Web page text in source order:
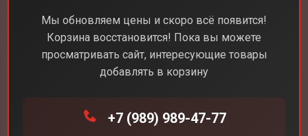
Смарт-часы Apple Watch Series 11 42 mm
Мы обновляем цены и скоро всё появится!
Корзина восстановится! Пока вы можете
просматривать сайт, интересующие товары
добавлять в корзину
+7 (989) 989-47-77